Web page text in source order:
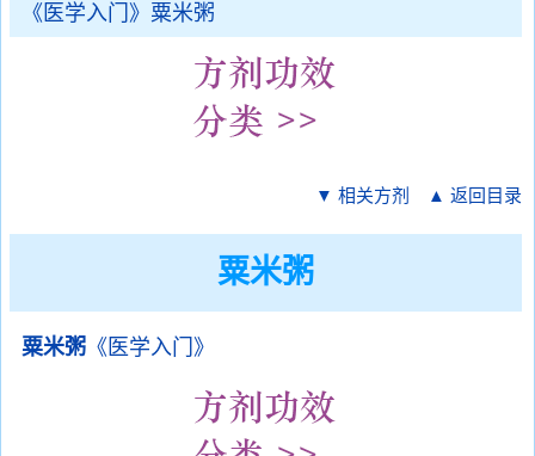
《医学入门》粟米粥
▼ 相关方剂 ▲ 返回目录
粟米粥
粟米粥 《医学入门》